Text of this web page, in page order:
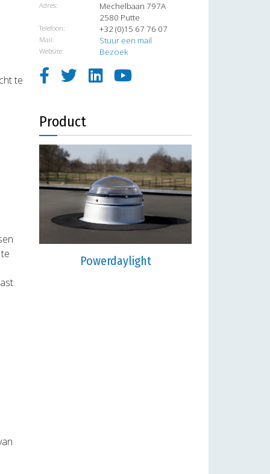
te
Adres:
Mechelbaan 797A
2580 Putte
Telefoon: +32 (0)15 67 76 07
Mail: Stuur een mail
Website: Bezoek
Product
Powerdaylight